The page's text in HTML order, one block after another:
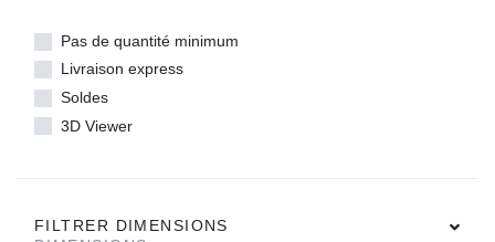
Pas de quantité minimum
Livraison express
Soldes
3D Viewer
FILTRER DIMENSIONS